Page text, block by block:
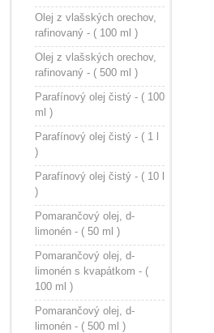
Olej z vlašských orechov,
rafinovaný - ( 100 ml )
Olej z vlašských orechov,
rafinovaný - ( 500 ml )
Parafínový olej čistý - ( 100
ml )
Parafínový olej čistý - ( 1 l
)
Parafínový olej čistý - ( 10 l
)
Pomarančový olej, d-
limonén - ( 50 ml )
Pomarančový olej, d-
limonén s kvapátkom - (
100 ml )
Pomarančový olej, d-
limonén - ( 500 ml )